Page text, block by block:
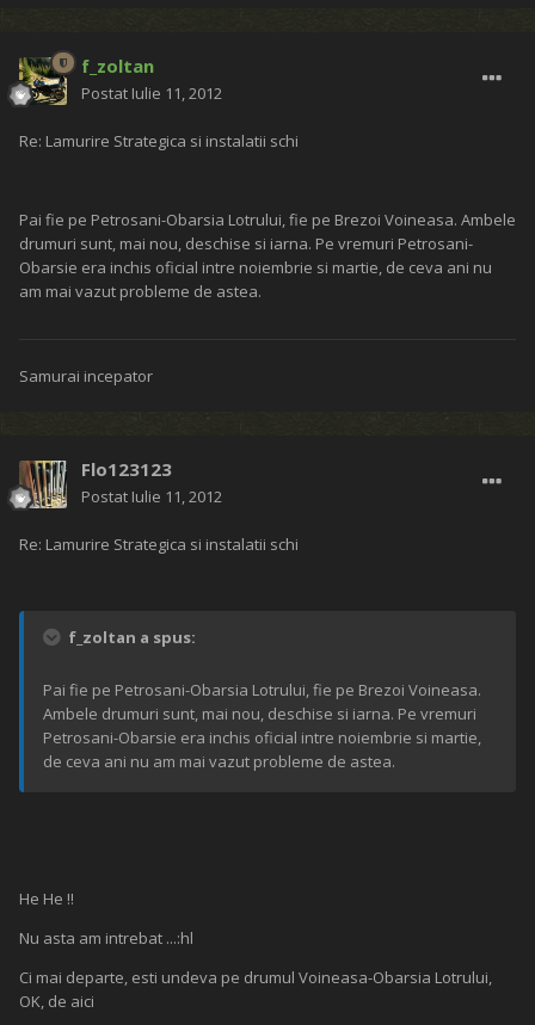
f_zoltan
Postat Iulie 11, 2012
Re: Lamurire Strategica si instalatii schi
Pai fie pe Petrosani-Obarsia Lotrului, fie pe Brezoi Voineasa. Ambele
drumuri sunt, mai nou, deschise si iarna. Pe vremuri Petrosani-
Obarsie era inchis oficial intre noiembrie si martie, de ceva ani nu
am mai vazut probleme de astea.
Samurai incepator
Flo123123
Postat Iulie 11, 2012
Re: Lamurire Strategica si instalatii schi
f_zoltan a spus:
Pai fie pe Petrosani-Obarsia Lotrului, fie pe Brezoi Voineasa.
Ambele drumuri sunt, mai nou, deschise si iarna. Pe vremuri
Petrosani-Obarsie era inchis oficial intre noiembrie si martie,
de ceva ani nu am mai vazut probleme de astea.
He He !!
Nu asta am intrebat ...:hl
Ci mai departe, esti undeva pe drumul Voineasa-Obarsia Lotrului,
OK, de aici